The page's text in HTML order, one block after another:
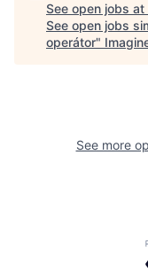
See open jobs at
See open jobs
operátor"
See more